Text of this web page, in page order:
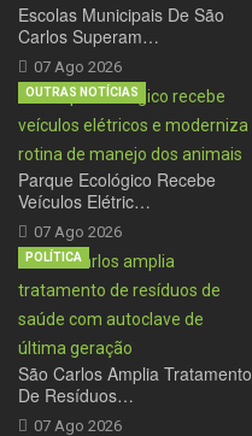
Escolas Municipais De São
Carlos Superam…
07 Ago 2026
Parque Ecológico Recebe
Veículos Elétric…
07 Ago 2026
OUTRAS NOTÍCIAS
São Carlos Amplia Tratamento
De Resíduos…
07 Ago 2026
POLÍTICA